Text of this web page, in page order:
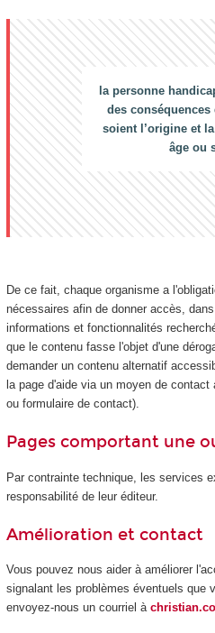
la personne
des
soient l’origine et
âge ou
De ce fait, chaque organisme a
nécessaires afin de donner accès,
informations et fonctionnalités
que le contenu fasse l'objet d'une
demander un contenu alternatif
la page d'aide via un moyen de
ou formulaire de contact).
Pages comportant une
Par contrainte technique, les services
responsabilité de leur éditeur.
Amélioration et contact
Vous pouvez nous aider à améliorer
signalant les problèmes éventuels que
envoyez-nous un courriel à